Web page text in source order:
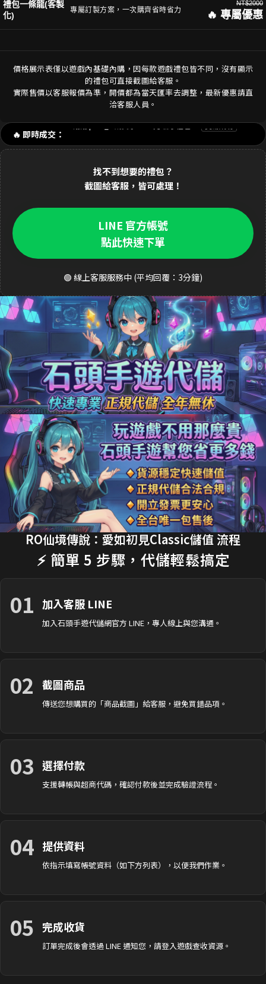
禮包一條龍(客製
化)
專屬訂製方案，一次購齊省時省力
NT$2000
🔥 專屬優惠
價格展示表僅以遊戲內基礎內購，因每款遊戲禮包皆不同，沒有顯示
的禮包可直接截圖給客服。
實際售價以客服報價為準，開價都為當天匯率去調整，最新優惠請直
洽客服人員。
🔥 即時成交：
剛剛 陳**豪 購買了 3290元 禮包 交易成功
3分鐘前 k**ty 購買了 33元 銅板禮包
4分鐘前 張**凱 購買了 490元 週禮包 交易成功
5分鐘前 王**明 購買了 990元 月卡
6分鐘前 a**123 購買了 3290元 禮包 交易成功
8分鐘前 S**ea 購買了 3290元 禮包 交易成功
9分鐘前 吳**宏 購買了 1690元 豪華禮包 交易成功
10分鐘前 m**ky 購買了 33元 銅板禮包 交易成功
12分鐘前 李**芬 購買了 990元 成長禮包 交易成功
15分鐘前 J**son 購買了 3290元 禮包 交易成功
18分鐘前 劉**瑄 購買了 170元 限時禮包 交易成功
20分鐘前 T**y_L 購買了 2990元 節日禮包 交易成功
22分鐘前 蔡**文 購買了 33元 銅板禮包 交易成功
25分鐘前 H**nry 購買了 490元 特惠禮包 交易成功
28分鐘前 黃**傑 購買了 1690元 禮包 交易成功
30分鐘前 Ap**le 購買了 990元 月卡 交易成功
35分鐘前 楊**婷 購買了 3290元 禮包 交易成功
找不到想要的禮包？
截圖給客服，皆可處理！
LINE 官方帳號
點此快速下單
🟢 線上客服服務中 (平均回覆：3分鐘)
RO仙境傳說：愛如初見Classic儲值 流程
⚡ 簡單 5 步驟，代儲輕鬆搞定
01 加入客服 LINE
加入石頭手遊代儲網官方 LINE，專人線上與您溝通。
02 截圖商品
傳送您想購買的「商品截圖」給客服，避免買錯品項。
03 選擇付款
支援轉帳與超商代碼，確認付款後並完成驗證流程。
04 提供資料
依指示填寫帳號資料（如下方列表），以便我們作業。
05 完成收貨
訂單完成後會透過 LINE 通知您，請登入遊戲查收資源。